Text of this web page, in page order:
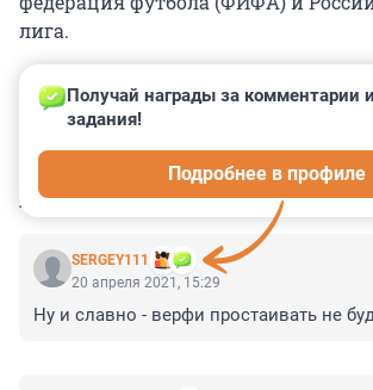
лига.
КОММЕНТАРИИ 3
SERGEY111
Получай награды за комментарии
задания!
Подробнее в профиле
20 апреля 2021, 15:29
Ну и славно - верфи простаивать не